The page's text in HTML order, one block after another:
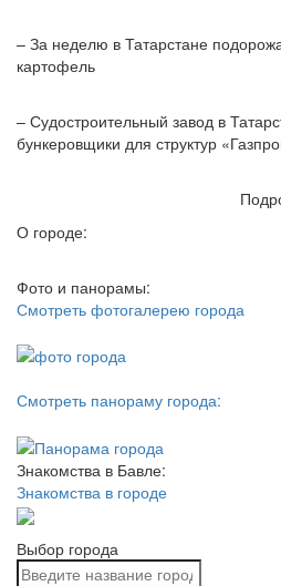
– За неделю в Татарстане
картофель
– Судостроительный завод в
бункеровщики для структур
О городе:
Фото и панорамы:
Смотреть фотогалерею города
Смотреть панораму города:
Знакомства в Бавле:
Знакомства в городе
Выбор города